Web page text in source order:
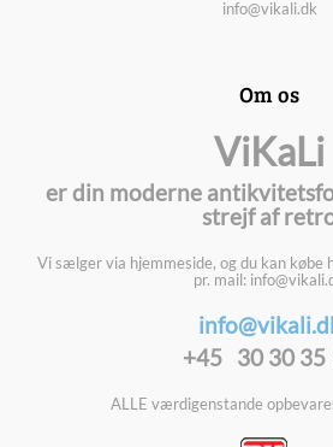
info@vikali.dk
Om os
ViKaLi
er din moderne
strejf af
Vi sælger via hjemmeside, og du kan købe
pr. mail:
+45 30 30 35
ALLE værdigenstande